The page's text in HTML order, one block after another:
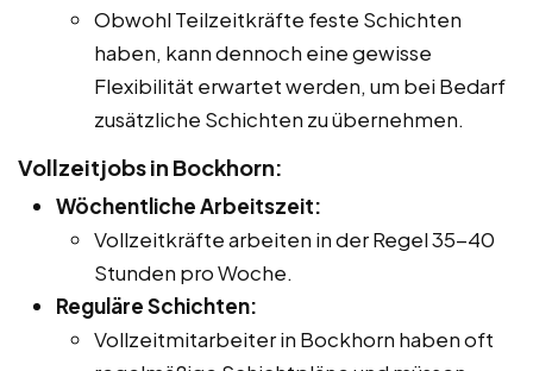
Obwohl Teilzeitkräfte feste Schichten
haben, kann dennoch eine gewisse
Flexibilität erwartet werden, um bei Bedarf
zusätzliche Schichten zu übernehmen.
Vollzeitjobs in Bockhorn:
Wöchentliche Arbeitszeit:
Vollzeitkräfte arbeiten in der Regel 35-40
Stunden pro Woche.
Reguläre Schichten:
Vollzeitmitarbeiter in Bockhorn haben oft